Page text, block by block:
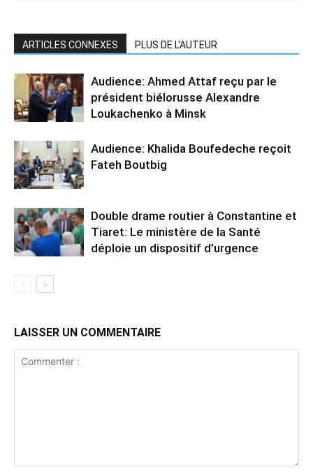
ARTICLES CONNEXES PLUS DE L'AUTEUR
Audience: Ahmed Attaf reçu par le
président biélorusse Alexandre
Loukachenko à Minsk
Audience: Khalida Boufedeche reçoit
Fateh Boutbig
Double drame routier à Constantine et
Tiaret: Le ministère de la Santé
déploie un dispositif d’urgence
LAISSER UN COMMENTAIRE